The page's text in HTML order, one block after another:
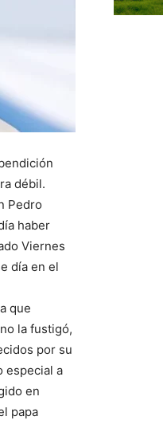
débil.
Pedro
haber
Viernes
día en el
que
la fustigó,
por su
especial a
en
papa